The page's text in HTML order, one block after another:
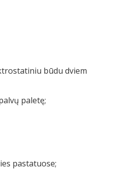
būdu dviem
paletę;
pastatuose;